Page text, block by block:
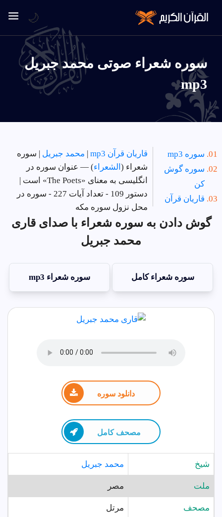
سوره شعراء صوتی محمد جبريل
mp3
سوره mp3
سوره گوش
کن
قاریان قرآن
قاریان قرآن mp3 | محمد جبريل | سوره
شعراء ( الشعراء) — عنوان سوره در
انگلیسی به معنای «The Poets» است |
دستور 109 - تعداد آیات 227 - سوره در
محل نزول سوره مکه
گوش دادن به سوره شعراء با صدای قاری
محمد جبريل
سوره شعراء کامل سوره شعراء mp3
دانلود سوره
مصحف كامل
شيخ محمد جبريل
ملت مصر
مصحف مرتل
🌙